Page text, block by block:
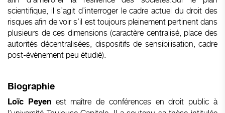
scientifique, il s’agit d’interroger le cadre actuel du droit des
risques afin de voir s’il est toujours pleinement pertinent dans
plusieurs de ces dimensions (caractère centralisé, place des
autorités décentralisées, dispositifs de sensibilisation, cadre
post-évènement peu étudié).
Biographie
Loïc Peyenest maître de conférences en droit public à